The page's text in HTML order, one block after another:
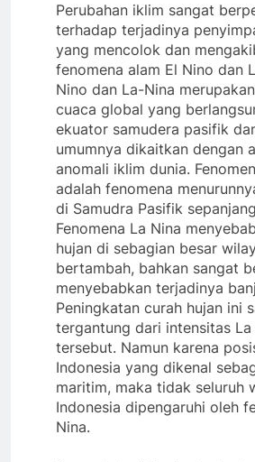
Perubahan iklim sangat
terhadap terjadinya
yang mencolok dan
fenomena alam El Nino dan
Nino dan La-Nina
cuaca global yang
ekuator samudera pasifik
umumnya dikaitkan dengan
anomali iklim dunia.
adalah fenomena
di Samudra Pasifik
Fenomena La Nina
hujan di sebagian besar
bertambah, bahkan sangat
menyebabkan terjadinya
Peningkatan curah hujan ini
tergantung dari intensitas La
tersebut. Namun karena
Indonesia yang dikenal
maritim, maka tidak seluruh
Indonesia dipengaruhi oleh
Nina.